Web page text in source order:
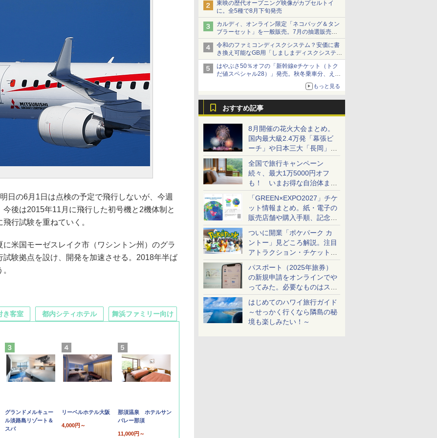
東映の歴代オープニング映像がカプセルトイ
に。全5種で8月下旬発売
カルディ、オンライン限定「ネコバッグ＆タン
ブラーセット」を一般販売。7月の抽選販売の
当選無効分
令和のファミコンディスクシステム？安価に書
き換え可能なGB用「しましまディスクシステ
ム」
はやぶさ50％オフの「新幹線eチケット（トク
だ値スペシャル28）」発売。秋冬乗車分、えき
もっと見る
おすすめ記事
8月開催の花火大会まとめ。
国内最大級2.4万発「幕張ビ
ーチ」や日本三大「長岡」な
ど大型イベント目白押し！
全国で旅行キャンペーン
続々、最大1万5000円オフ
も！ いまお得な自治体まと
め
「GREEN×EXPO2027」チケ
ット情報まとめ。紙・電子の
販売店舗や購入手順、記念チ
ケットも解説
ついに開業「ポケパーク カ
ントー」見どころ解説。注目
アトラクション・チケット手
配・来場前に必要な準備は？
パスポート（2025年旅券）
の新規申請をオンラインでや
ってみた。必要なものはスマ
ホとマイナカードのみ
はじめてのハワイ旅行ガイド
～せっかく行くなら隣島の秘
境も楽しみたい！～
日の6月1日は点検の予定で飛行しないが、今週
後は2015年11月に飛行した初号機と2機体制と
行試験を重ねていく。
米国モーゼスレイク市（ワシントン州）のグラ
験拠点を設け、開発を加速させる。2018年半ば
グランドメルキュー
ル淡路島リゾート＆
スパ
リーベルホテル大阪
4,000円～
那須温泉 ホテルサン
バレー那須
11,000円～
き客室 都内シティホテル 舞浜ファミリー向け